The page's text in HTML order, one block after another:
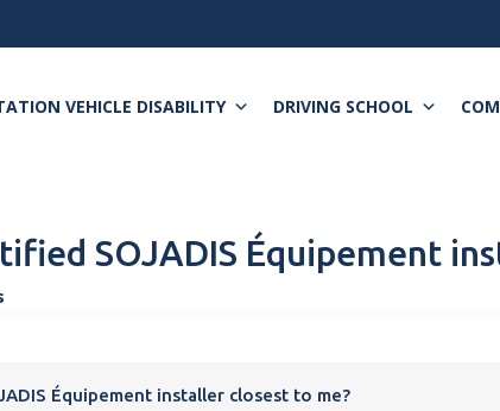
VEHICLE DISABILITY DRIVING SCHOOL
SOJADIS Équipement
Équipement installer closest to me?